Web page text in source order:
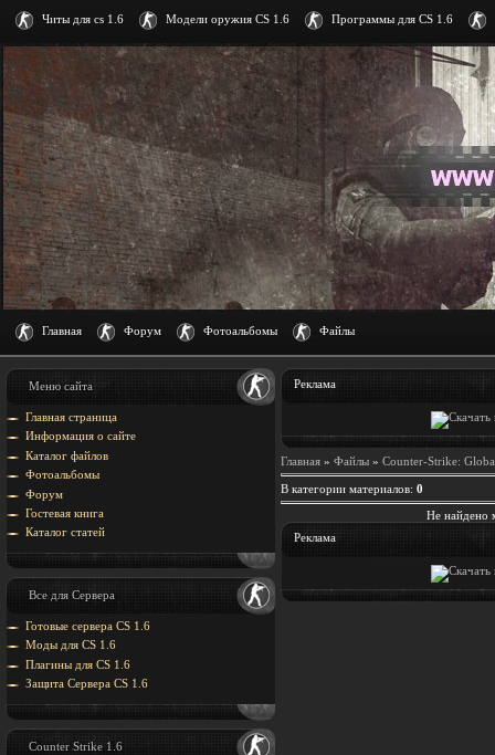
Читы для cs 1.6 Модели оружия CS 1.6 Программы для CS 1.6
Главная Форум Фотоальбомы Файлы
Меню сайта
Главная страница
Информация о сайте
Каталог файлов
Фотоальбомы
Форум
Гостевая книга
Каталог статей
Все для Сервера
Готовые сервера CS 1.6
Моды для CS 1.6
Плагины для CS 1.6
Защита Cервера CS 1.6
Counter Strike 1.6
Реклама
Главная » Файлы » Counter-Strike:
В категории материалов: 0
Не найдено
Реклама